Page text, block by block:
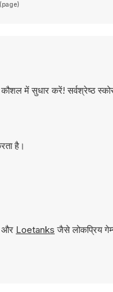
में सुधार करें! सर्वश्रेष्ठ स्कोर
है।
और Loetanks जैसे लोकप्रिय